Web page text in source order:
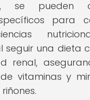
pueden
para
seguir una dieta
renal,
vitaminas y